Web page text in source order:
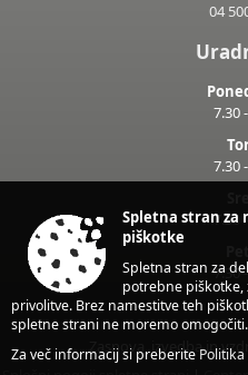
04
7.30
7.30
7.30
7.30
Zasnova, izvedba in
Spletna stran za
piškotke
Spletna stran za
potrebne piškotke,
privolitve. Brez namestitve teh
spletne strani ne moremo omogočiti.
Za več informacij si preberite